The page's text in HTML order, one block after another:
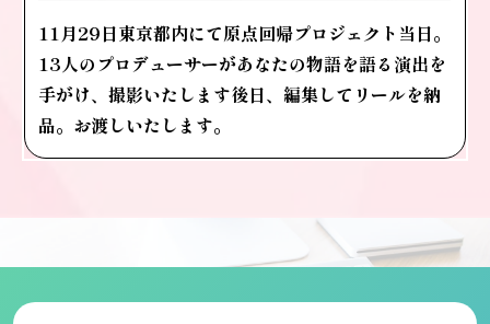
11月29日東京都内にて原点回帰プロジェクト当日。
13人のプロデューサーがあなたの物語を語る演出を
手がけ、撮影いたします後日、編集してリールを納
品。お渡しいたします。